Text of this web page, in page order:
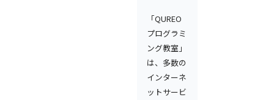
「QUREO
プログラミ
ング教室」
は、多数の
インターネ
ットサービ